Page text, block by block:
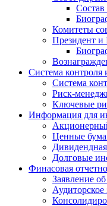
Состав
Комитеты
Президент и
Система контроля
Система
Риск-
Ключевые
Информация для
Ценные
Долговые
Финасовая
Заявление